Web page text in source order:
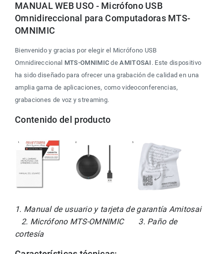
MANUAL WEB USO - Micrófono USB
Omnidireccional para Computadoras MTS-
OMNIMIC
Bienvenido y gracias por elegir el Micrófono USB
Omnidireccional MTS-OMNIMIC de AMITOSAI . Este dispositivo
ha sido diseñado para ofrecer una grabación de calidad en una
amplia gama de aplicaciones, como videoconferencias,
grabaciones de voz y streaming.
Contenido del producto
1. Manual de usuario y tarjeta de garantía Amitosai
2. Micrófono MTS-OMNIMIC       3. Paño de
cortesía